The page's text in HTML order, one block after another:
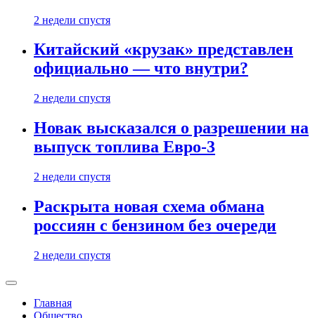
2 недели спустя
Китайский «крузак» представлен
официально — что внутри?
2 недели спустя
Новак высказался о разрешении на
выпуск топлива Евро-3
2 недели спустя
Раскрыта новая схема обмана
россиян с бензином без очереди
2 недели спустя
Главная
Общество